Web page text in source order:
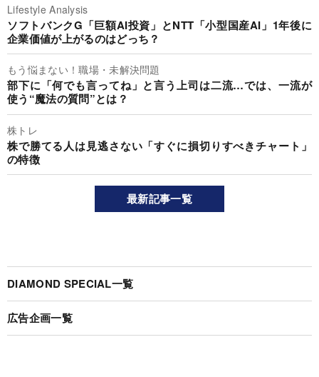
Lifestyle Analysis
ソフトバンクG「巨額AI投資」とNTT「小型国産AI」1年後に
企業価値が上がるのはどっち？
もう悩まない！職場・未解決問題
部下に「何でも言ってね」と言う上司は二流…では、一流が
使う“魔法の質問”とは？
株トレ
株で勝てる人は見逃さない「すぐに損切りすべきチャート」
の特徴
最新記事一覧
DIAMOND SPECIAL一覧
広告企画一覧